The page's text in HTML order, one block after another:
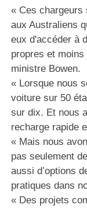
« Ces chargeurs
aux Australiens
eux d'accéder à
propres et
ministre Bowen.
« Lorsque nous
voiture sur 50
sur dix. Et nous
recharge rapide
« Mais nous
pas seulement
aussi d’options
pratiques dans
« Des projets